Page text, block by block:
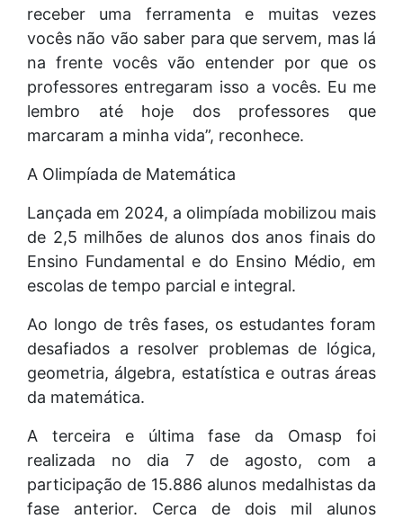
receber uma ferramenta e muitas vezes
vocês não vão saber para que servem, mas lá
na frente vocês vão entender por que os
professores entregaram isso a vocês. Eu me
lembro até hoje dos professores que
marcaram a minha vida”, reconhece.
A Olimpíada de Matemática
Lançada em 2024, a olimpíada mobilizou mais
de 2,5 milhões de alunos dos anos finais do
Ensino Fundamental e do Ensino Médio, em
escolas de tempo parcial e integral.
Ao longo de três fases, os estudantes foram
desafiados a resolver problemas de lógica,
geometria, álgebra, estatística e outras áreas
da matemática.
A terceira e última fase da Omasp foi
realizada no dia 7 de agosto, com a
participação de 15.886 alunos medalhistas da
fase anterior. Cerca de dois mil alunos